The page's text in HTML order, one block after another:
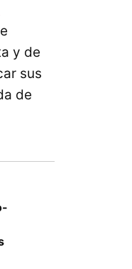
y de
sus
de